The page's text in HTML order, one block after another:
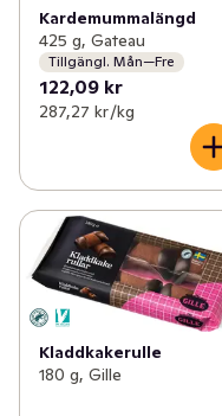
Kardemummalängd
425 g, Gateau
Tillgängl. Mån—Fre
122,09 kr
287,27 kr /kg
Kladdkakerulle
180 g, Gille